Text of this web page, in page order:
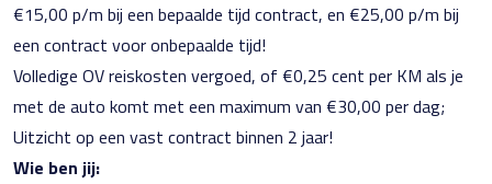
€15,00 p/m bij een bepaalde tijd contract, en €25,00 p/m bij
een contract voor onbepaalde tijd!
Volledige OV reiskosten vergoed, of €0,25 cent per KM als je
met de auto komt met een maximum van €30,00 per dag;
Uitzicht op een vast contract binnen 2 jaar!
Wie ben jij: